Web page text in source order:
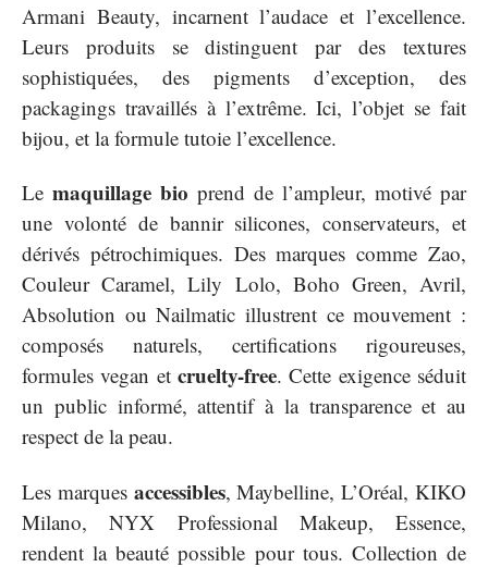
Armani Beauty, incarnent l’audace et l’excellence.
Leurs produits se distinguent par des textures
sophistiquées, des pigments d’exception, des
packagings travaillés à l’extrême. Ici, l’objet se fait
bijou, et la formule tutoie l’excellence.
Le maquillage bio prend de l’ampleur, motivé par
une volonté de bannir silicones, conservateurs, et
dérivés pétrochimiques. Des marques comme Zao,
Couleur Caramel, Lily Lolo, Boho Green, Avril,
Absolution ou Nailmatic illustrent ce mouvement :
composés naturels, certifications rigoureuses,
formules vegan et cruelty-free. Cette exigence séduit
un public informé, attentif à la transparence et au
respect de la peau.
Les marques accessibles, Maybelline, L’Oréal, KIKO
Milano, NYX Professional Makeup, Essence,
rendent la beauté possible pour tous. Collection de